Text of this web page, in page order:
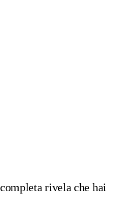
rivela che hai